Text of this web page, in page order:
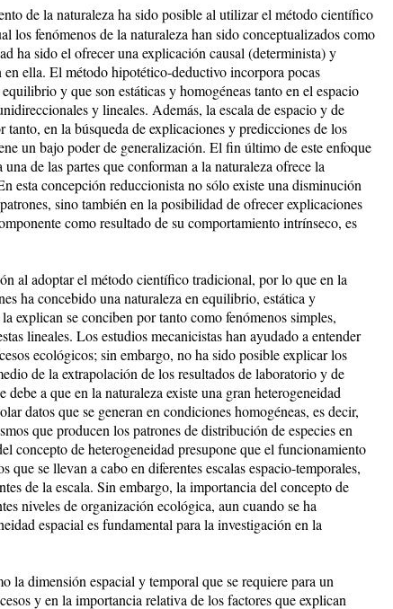
de la naturaleza ha sido posible al utilizar el método científico
los fenómenos de la naturaleza han sido conceptualizados como
ha sido el ofrecer una explicación causal (determinista) y
ella. El método hipotético-deductivo incorpora pocas
y que son estáticas y homogéneas tanto en el espacio
y lineales. Además, la escala de espacio y de
en la búsqueda de explicaciones y predicciones de los
un bajo poder de generalización. El fin último de este enfoque
de las partes que conforman a la naturaleza ofrece la
esta concepción reduccionista no sólo existe una disminución
sino también en la posibilidad de ofrecer explicaciones
como resultado de su comportamiento intrínseco, es
al adoptar el método científico tradicional, por lo que en la
ha concebido una naturaleza en equilibrio, estática y
explican se conciben por tanto como fenómenos simples,
lineales. Los estudios mecanicistas han ayudado a entender
ecológicos; sin embargo, no ha sido posible explicar los
de la extrapolación de los resultados de laboratorio y de
debe a que en la naturaleza existe una gran heterogeneidad
datos que se generan en condiciones homogéneas, es decir,
que producen los patrones de distribución de especies en
concepto de heterogeneidad presupone que el funcionamiento
que se llevan a cabo en diferentes escalas espacio-temporales,
de la escala. Sin embargo, la importancia del concepto de
niveles de organización ecológica, aun cuando se ha
espacial es fundamental para la investigación en la
la dimensión espacial y temporal que se requiere para un
y en la importancia relativa de los factores que explican